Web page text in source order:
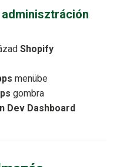
Shopify
menübe
gombra
Dev Dashboard